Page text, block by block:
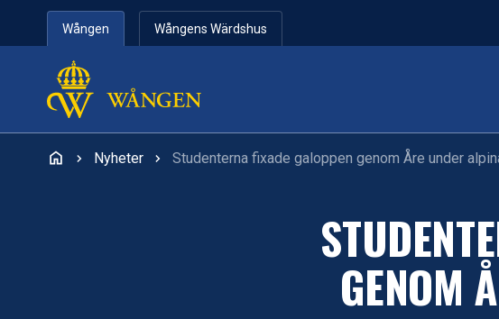
Hoppa till innehåll
Wången Wångens Wärdshus
Nyheter Studenterna fixade galoppen genom Åre under
GENOM